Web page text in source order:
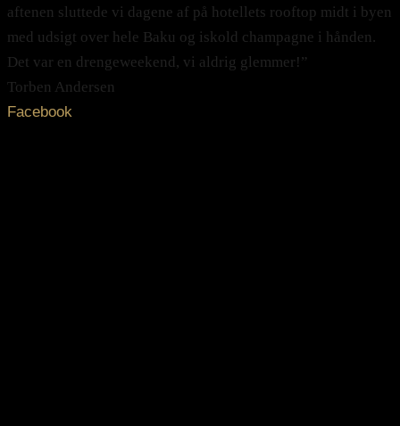
aftenen sluttede vi dagene af på hotellets rooftop midt i byen
med udsigt over hele Baku og iskold champagne i hånden.
Det var en drengeweekend, vi aldrig glemmer!”
Torben Andersen
Facebook